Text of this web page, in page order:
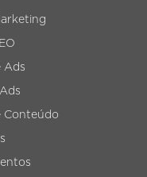
Ads
Conteúdo